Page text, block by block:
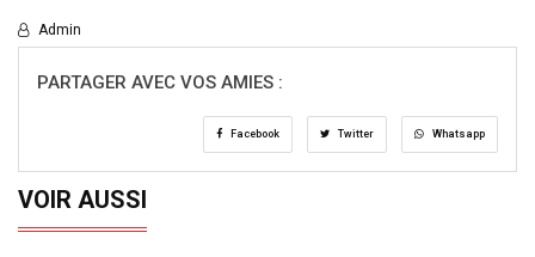
Admin
PARTAGER AVEC VOS AMIES :
Facebook Twitter Whatsapp
VOIR AUSSI